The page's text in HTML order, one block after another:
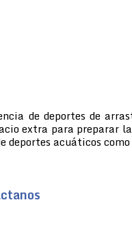
de deportes de
extra para preparar
deportes acuáticos